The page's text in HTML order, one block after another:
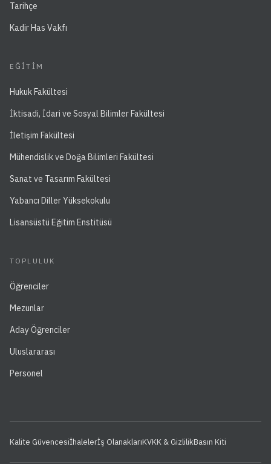
Tarihçe
Kadir Has Vakfı
EĞITIM
Hukuk Fakültesi
İktisadi, İdari ve Sosyal Bilimler Fakültesi
İletişim Fakültesi
Mühendislik ve Doğa Bilimleri Fakültesi
Sanat ve Tasarım Fakültesi
Yabancı Diller Yüksekokulu
Lisansüstü Eğitim Enstitüsü
TOPLULUK
Öğrenciler
Mezunlar
Aday Öğrenciler
Uluslararası
Personel
Kalite Güvencesiİhalelerİş OlanaklarıKVKK & GizlilikBasın Kiti